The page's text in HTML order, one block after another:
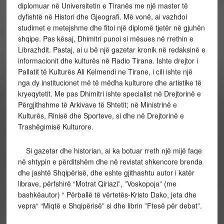
diplomuar në Universitetin e Tiranës me një master të
dyfishtë në Histori dhe Gjeografi. Më vonë, ai vazhdoi
studimet e metejshme dhe fitoi një diplomë tjetër në gjuhën
shqipe. Pas kësaj, Dhimitri punoi si mësues në rrethin e
Librazhdit. Pastaj, ai u bë një gazetar kronik në redaksinë e
informacionit dhe kulturës në Radio Tirana. Ishte drejtor i
Pallatit të Kulturës Ali Kelmendi ne Tirane, i cili ishte një
nga dy institucionet më të mëdha kulturore dhe artistike të
kryeqytetit. Me pas Dhimitri ishte specialist në Drejtorinë e
Përgjithshme të Arkivave të Shtetit; në Ministrinë e
Kulturës, Rinisë dhe Sporteve, si dhe në Drejtorinë e
Trashëgimisë Kulturore.
Si gazetar dhe historian, ai ka botuar rreth një mijë faqe
në shtypin e përditshëm dhe në revistat shkencore brenda
dhe jashtë Shqipërisë, dhe eshte gjithashtu autor i katër
librave, përfshirë “Motrat Qiriazi”, ”Voskopoja” (me
bashkëautor) “ Përballë të vërtetës-Kristo Dako, jeta dhe
vepra“ “Miqtë e Shqipërisë” si dhe librin ”Ftesë për debat”.